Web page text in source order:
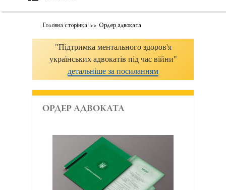
Головна сторінка Ордер адвоката
"Підтримка ментального здоров'я
українських адвокатів під час війни"
детальніше за посиланням
ОРДЕР АДВОКАТА